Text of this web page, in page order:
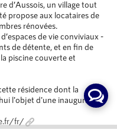
d’Aussois, un village tout
propose aux locataires de
rénovées.
de vie conviviaux -
de détente, et en fin de
piscine couverte et
résidence dont la
l'objet d'une inauguration.
fr/